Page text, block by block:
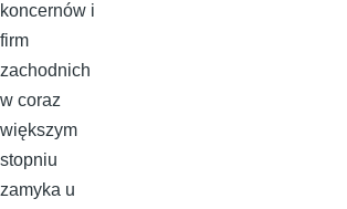
koncernów i
firm
zachodnich
w coraz
większym
stopniu
zamyka u